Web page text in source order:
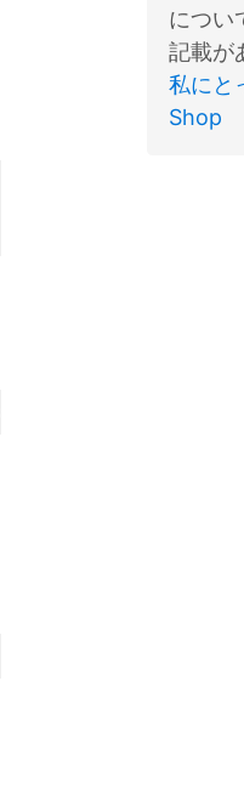
packages/pip
につい
記載が
私にと
Shop